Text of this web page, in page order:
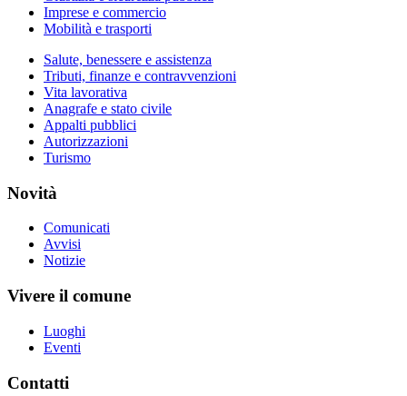
Imprese e commercio
Mobilità e trasporti
Salute, benessere e assistenza
Tributi, finanze e contravvenzioni
Vita lavorativa
Anagrafe e stato civile
Appalti pubblici
Autorizzazioni
Turismo
Novità
Comunicati
Avvisi
Notizie
Vivere il comune
Luoghi
Eventi
Contatti